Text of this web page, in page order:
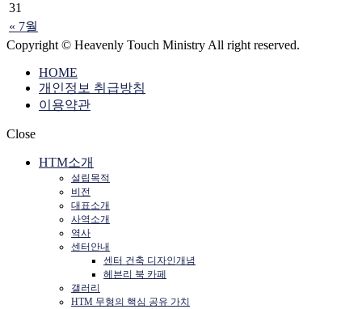
« 7월
31
Copyright © Heavenly Touch Ministry All right reserved.
HOME
개인정보 취급방침
이용약관
Close
HTM소개
설립목적
비전
대표소개
사역소개
역사
센터안내
센터 건축 디자인개념
헤븐리 북 카페
갤러리
HTM 무형의 핵심 공유 가치